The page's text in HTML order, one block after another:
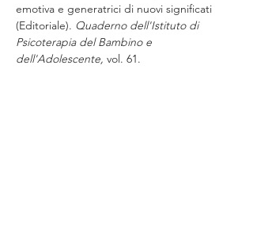
emotiva e generatrici di nuovi significati
(Editoriale). Quaderno dell'Istituto di
Psicoterapia del Bambino e
dell'Adolescente, vol. 61.